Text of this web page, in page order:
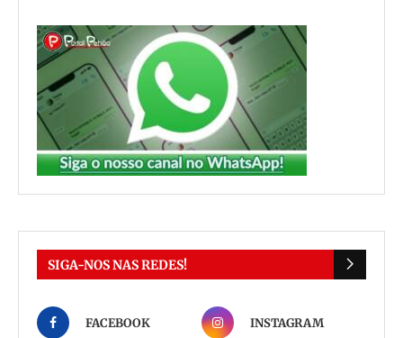
SIGA-NOS NAS REDES!
FACEBOOK INSTAGRAM